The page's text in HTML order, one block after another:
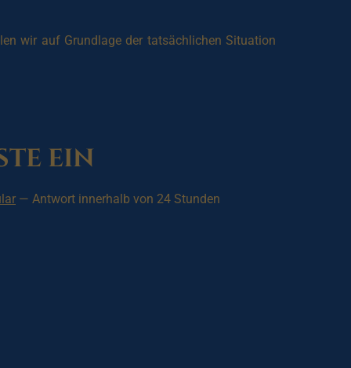
wir auf Grundlage der tatsächlichen Situation
ein
— Antwort innerhalb von 24 Stunden